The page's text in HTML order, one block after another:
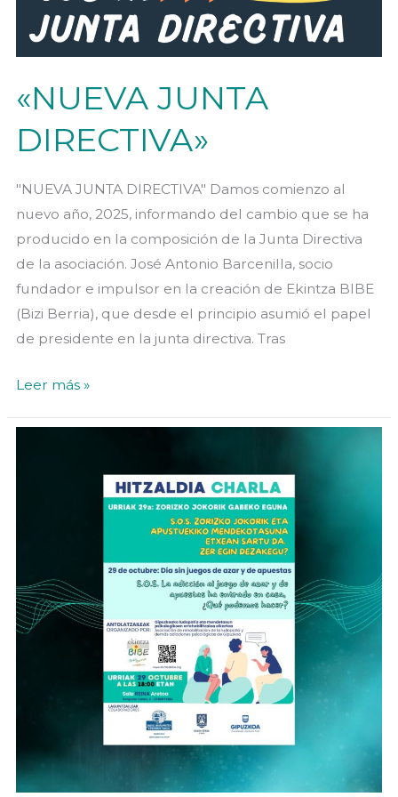
«NUEVA JUNTA
DIRECTIVA»
"NUEVA JUNTA DIRECTIVA" Damos comienzo al
nuevo año, 2025, informando del cambio que se ha
producido en la composición de la Junta Directiva
de la asociación. José Antonio Barcenilla, socio
fundador e impulsor en la creación de Ekintza BIBE
(Bizi Berria), que desde el principio asumió el papel
de presidente en la junta directiva. Tras
«NUEVA
Leer más »